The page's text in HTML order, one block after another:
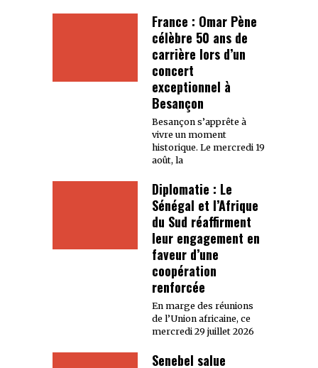
France : Omar Pène
célèbre 50 ans de
carrière lors d’un
concert
exceptionnel à
Besançon
Besançon s’apprête à
vivre un moment
historique. Le mercredi 19
août, la
Diplomatie : Le
Sénégal et l’Afrique
du Sud réaffirment
leur engagement en
faveur d’une
coopération
renforcée
En marge des réunions
de l’Union africaine, ce
mercredi 29 juillet 2026
Senebel salue